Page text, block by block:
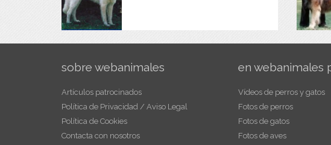
sobre webanimales
Artículos patrocinados
Política de Privacidad / Aviso Legal
Política de Cookies
Contacta con nosotros
en webanimales
Vídeos de perros y gatos
Fotos de perros
Fotos de gatos
Fotos de aves